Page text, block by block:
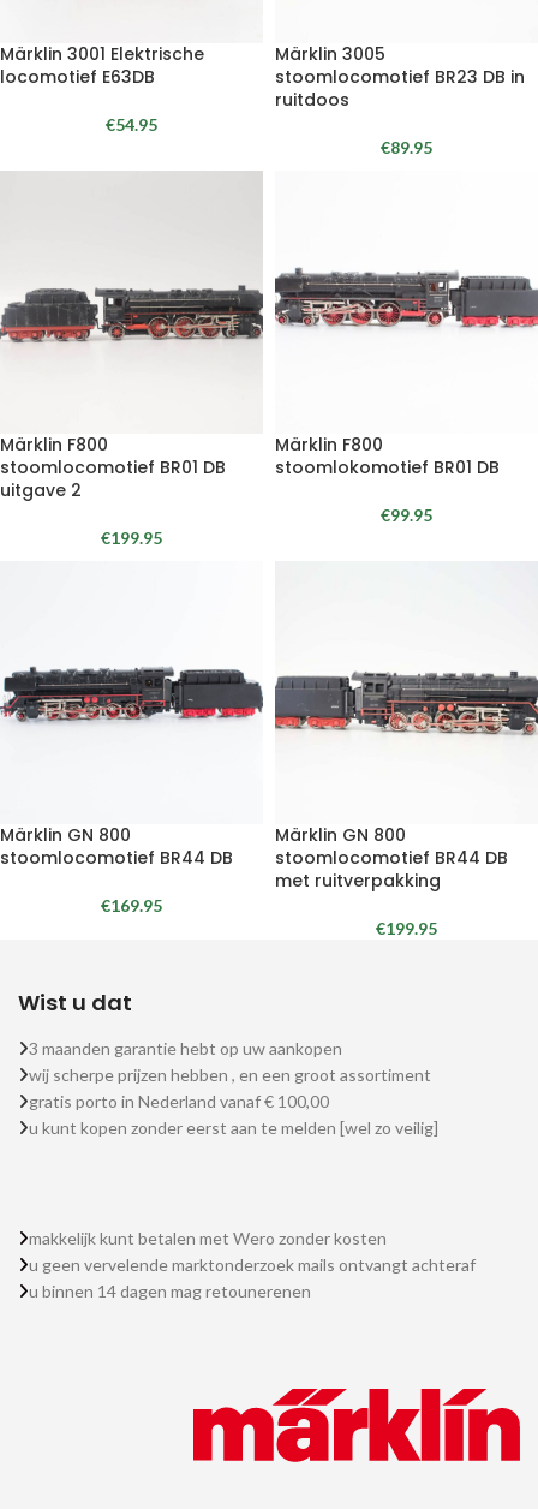
Märklin 3001 Elektrische
locomotief E63DB
€54.95
Märklin 3005
stoomlocomotief BR23 DB in
ruitdoos
€89.95
Märklin F800
stoomlocomotief BR01 DB
uitgave 2
€199.95
Märklin F800
stoomlokomotief BR01 DB
€99.95
Märklin GN 800
stoomlocomotief BR44 DB
€169.95
Märklin GN 800
stoomlocomotief BR44 DB
met ruitverpakking
€199.95
Wist u dat
3 maanden garantie hebt op uw aankopen
wij scherpe prijzen hebben , en een groot assortiment
gratis porto in Nederland vanaf € 100,00
u kunt kopen zonder eerst aan te melden [wel zo veilig]
makkelijk kunt betalen met Wero zonder kosten
u geen vervelende marktonderzoek mails ontvangt achteraf
u binnen 14 dagen mag retounerenen